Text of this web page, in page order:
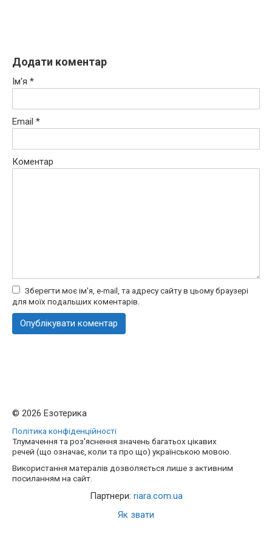
Додати коментар
Ім'я *
Email *
Коментар
Зберегти моє ім'я, e-mail, та адресу сайту в цьому браузері
для моїх подальших коментарів.
© 2026 Езотерика
Політика конфіденційності
Тлумачення та роз'яснення значень багатьох цікавих
речей (що означає, коли та про що) українською мовою.
Використання матералів дозволяється лише з активним
посиланням на сайт.
Партнери: riara.com.ua
Як звати